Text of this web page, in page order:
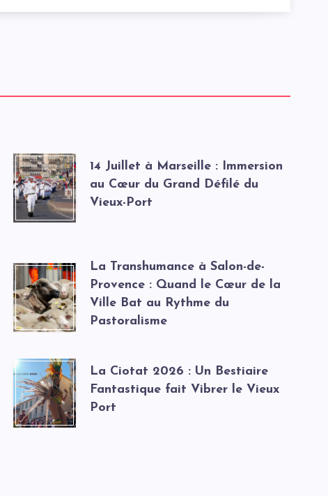
14 Juillet à Marseille : Immersion
au Cœur du Grand Défilé du
Vieux-Port
La Transhumance à Salon-de-
Provence : Quand le Cœur de la
Ville Bat au Rythme du
Pastoralisme
La Ciotat 2026 : Un Bestiaire
Fantastique fait Vibrer le Vieux
Port